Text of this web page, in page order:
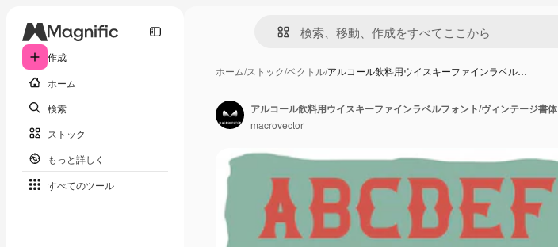
作成
ホーム
検索
ストック
もっと詳しく
すべてのツール
ホーム/ストック/ベクトル/アルコール飲料用ウイスキーファインラベル…
アルコール飲料用ウイスキーファインラベルフォント/ヴィンテージ書体
macrovector